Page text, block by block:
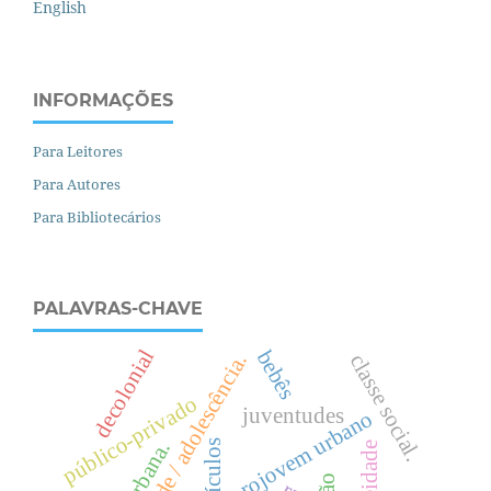
English
INFORMAÇÕES
Para Leitores
Para Autores
Para Bibliotecários
PALAVRAS-CHAVE
projovem urbano
.
c
l
a
s
s
e
s
o
c
i
a
l
.
juventudes
público-privado
decolonial bebês